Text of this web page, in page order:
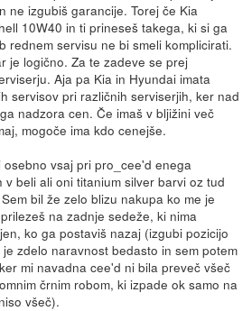
ne izgubiš garancije. Torej če Kia
10W40 in ti prineseš takega, ki si ga
rednem servisu ne bi smeli komplicirati.
je logično. Za te zadeve se prej
Aja pa Kia in Hyundai imata
servisov pri različnih serviserjih, ker nad
nadzora cen. Če imaš v bljižini več
mogoče ima kdo cenejše.
vsaj pri pro_cee'd enega
v beli ali oni titanium silver barvi oz tud
bil že zelo blizu nakupa ko me je
na zadnje sedeže, ki nima
ko ga postaviš nazaj (izgubi pozicijo
zdelo naravnost bedasto in sem potem
mi navadna cee'd ni bila preveč všeč
črnim robom, ki izpade ok samo na
všeč).